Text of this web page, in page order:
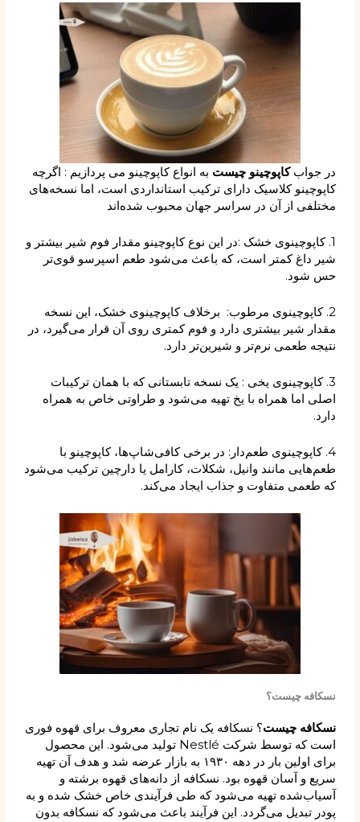
در جوابکاپوچینو چیستبه انواع کاپوچینو می پردازیم : اگرچه
کاپوچینو کلاسیک دارای ترکیب استانداردی است، اما نسخه‌های
مختلفی از آن در سراسر جهان محبوب شده‌اند
1. کاپوچینوی خشک :در این نوع کاپوچینو مقدار فوم شیر بیشتر و
شیر داغ کمتر است، که باعث می‌شود طعم اسپرسو قوی‌تر
حس شود.
2. کاپوچینوی مرطوب: برخلاف کاپوچینوی خشک، این نسخه
مقدار شیر بیشتری دارد و فوم کمتری روی آن قرار می‌گیرد، در
نتیجه طعمی نرم‌تر و شیرین‌تر دارد.
3. کاپوچینوی یخی : یک نسخه تابستانی که با همان ترکیبات
اصلی اما همراه با یخ تهیه می‌شود و طراوتی خاص به همراه
دارد.
4. کاپوچینوی طعم‌دار: در برخی کافی‌شاپ‌ها، کاپوچینو با
طعم‌هایی مانند وانیل، شکلات، کارامل یا دارچین ترکیب می‌شود
که طعمی متفاوت و جذاب ایجاد می‌کند.
نسکافه چیست؟
نسکافه چیست؟ نسکافه یک نام تجاری معروف برای قهوه فوری
است که توسط شرکت Nestlé تولید می‌شود. این محصول
برای اولین بار در دهه ۱۹۳۰ به بازار عرضه شد و هدف آن تهیه
سریع و آسان قهوه بود. نسکافه از دانه‌های قهوه برشته و
آسیاب‌شده تهیه می‌شود که طی فرآیندی خاص خشک شده و به
پودر تبدیل می‌گردد. این فرآیند باعث می‌شود که نسکافه بدون